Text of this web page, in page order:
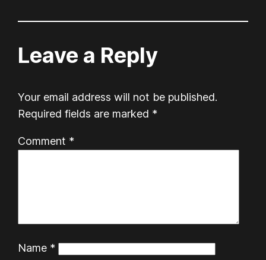
Leave a Reply
Your email address will not be published.
Required fields are marked *
Comment *
Name *